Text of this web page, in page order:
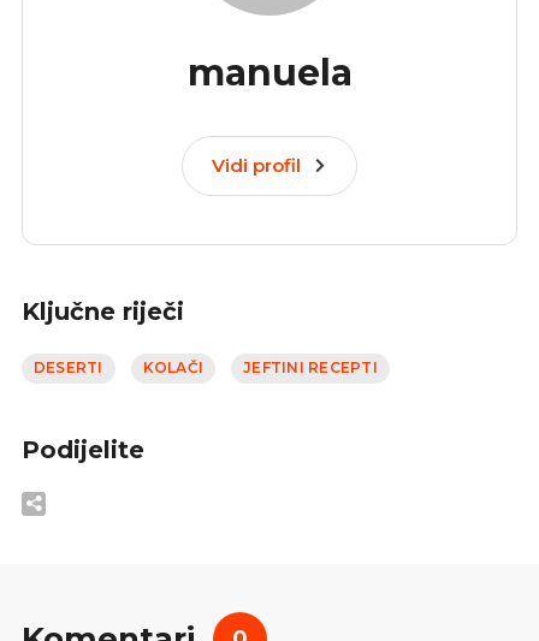
manuela
Vidi profil
Ključne riječi
DESERTI KOLAČI JEFTINI RECEPTI
Podijelite